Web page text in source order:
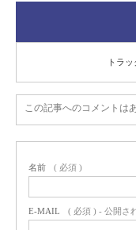
トラ
この記事へのコメントは
名前 ( 必須 )
E-MAIL ( 必須 ) - 公開さ